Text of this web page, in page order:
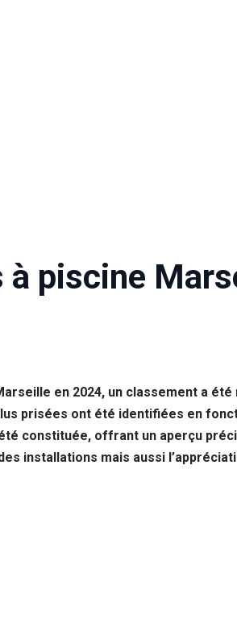
piscine
en 2024, un classement a
prisées ont été identifiées en
constituée, offrant un aperçu
installations mais aussi